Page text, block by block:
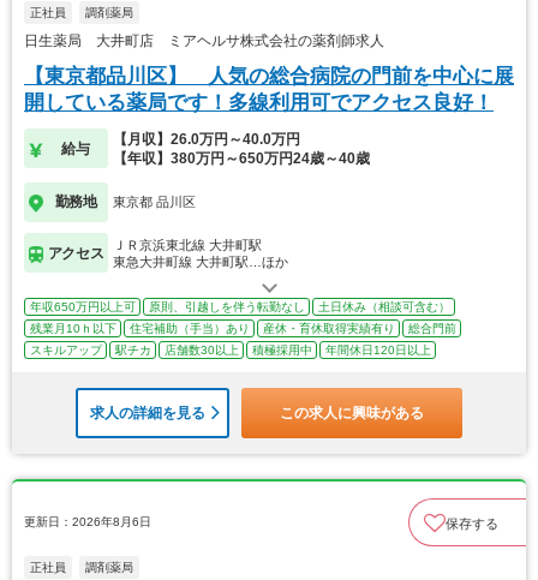
正社員 調剤薬局
日生薬局 大井町店 ミアヘルサ株式会社の薬剤師求人
【東京都品川区】 人気の総合病院の門前を中心に展
開している薬局です！多線利用可でアクセス良好！
給与
【月収】26.0万円～40.0万円
【年収】380万円～650万円24歳～40歳
勤務地 東京都 品川区
アクセス
ＪＲ京浜東北線 大井町駅
東急大井町線 大井町駅…ほか
年収650万円以上可 原則、引越しを伴う転勤なし
土日休み（相談可含む）
残業月10ｈ以下
住宅補助（手当）あり 産休・育休取得実績有り
総合門前
スキルアップ
駅チカ 店舗数30以上 積極採用中 年間休日120日以上
求人の詳細を見る この求人に興味がある
更新日：2026年8月6日 保存する
正社員 調剤薬局